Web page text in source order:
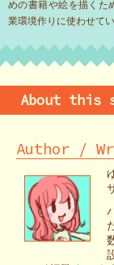
めの書籍や絵を描くた
業環境作りに使わせて
About this
Author /